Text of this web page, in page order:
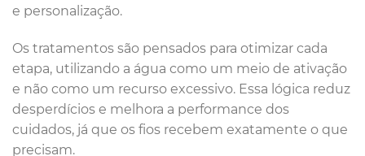
e personalização.
Os tratamentos são pensados para otimizar cada
etapa, utilizando a água como um meio de ativação
e não como um recurso excessivo. Essa lógica reduz
desperdícios e melhora a performance dos
cuidados, já que os fios recebem exatamente o que
precisam.